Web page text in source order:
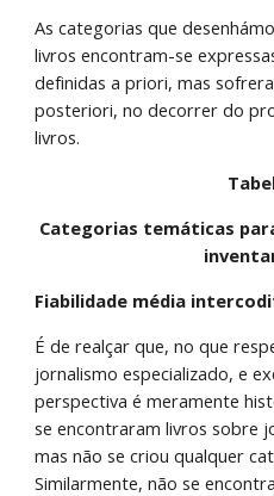
As categorias que
livros encontram-se
definidas a priori, mas
posteriori, no decorrer do
livros.
Categorias temáticas
Fiabilidade média
É de realçar que, no que
jornalismo especializado, e
perspectiva é meramente
se encontraram livros sobre
mas não se criou qualquer
Similarmente, não se